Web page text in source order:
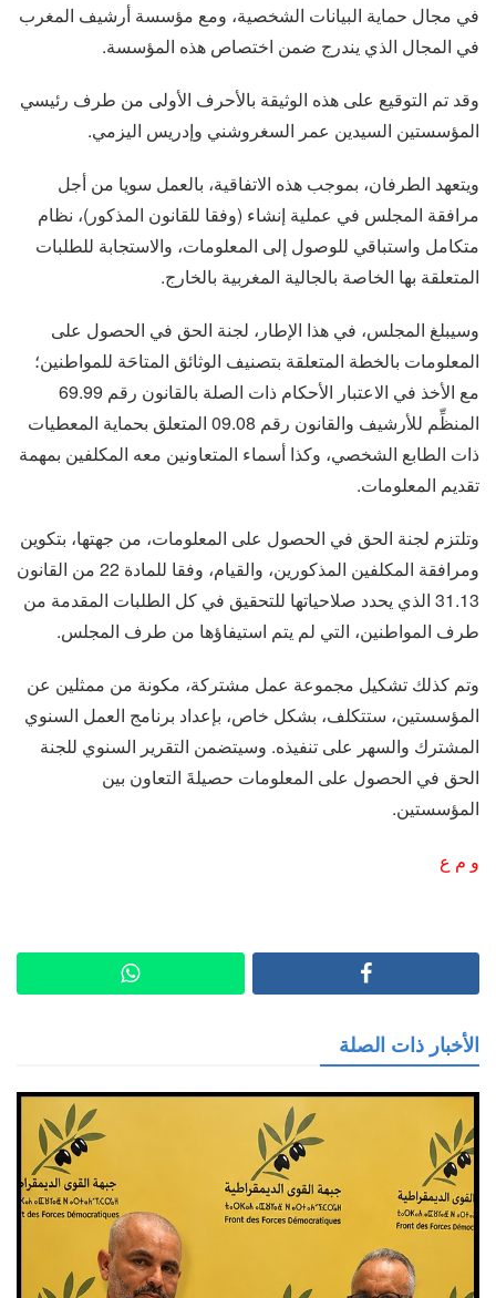
في مجال حماية البيانات الشخصية، ومع مؤسسة أرشيف المغرب
في المجال الذي يندرج ضمن اختصاص هذه المؤسسة.
وقد تم التوقيع على هذه الوثيقة بالأحرف الأولى من طرف رئيسي
المؤسستين السيدين عمر السغروشني وإدريس اليزمي.
ويتعهد الطرفان، بموجب هذه الاتفاقية، بالعمل سويا من أجل
مرافقة المجلس في عملية إنشاء (وفقا للقانون المذكور)، نظام
متكامل واستباقي للوصول إلى المعلومات، والاستجابة للطلبات
المتعلقة بها الخاصة بالجالية المغربية بالخارج.
وسيبلغ المجلس، في هذا الإطار، لجنة الحق في الحصول على
المعلومات بالخطة المتعلقة بتصنيف الوثائق المتاحَة للمواطنين؛
مع الأخذ في الاعتبار الأحكام ذات الصلة بالقانون رقم 69.99
المنظِّم للأرشيف والقانون رقم 09.08 المتعلق بحماية المعطيات
ذات الطابع الشخصي، وكذا أسماء المتعاونين معه المكلفين بمهمة
تقديم المعلومات.
وتلتزم لجنة الحق في الحصول على المعلومات، من جهتها، بتكوين
ومرافقة المكلفين المذكورين، والقيام، وفقا للمادة 22 من القانون
31.13 الذي يحدد صلاحياتها للتحقيق في كل الطلبات المقدمة من
طرف المواطنين، التي لم يتم استيفاؤها من طرف المجلس.
وتم كذلك تشكيل مجموعة عمل مشتركة، مكونة من ممثلين عن
المؤسستين، ستتكلف، بشكل خاص، بإعداد برنامج العمل السنوي
المشترك والسهر على تنفيذه. وسيتضمن التقرير السنوي للجنة
الحق في الحصول على المعلومات حصيلةَ التعاون بين
المؤسستين.
و م ع
الأخبار ذات الصلة